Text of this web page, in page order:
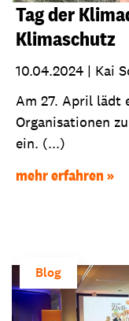
Tag der
Klimaschutz
10.04.2024 | Kai
Am 27. April lädt
Organisationen
ein. (...)
mehr erfahren
Blog